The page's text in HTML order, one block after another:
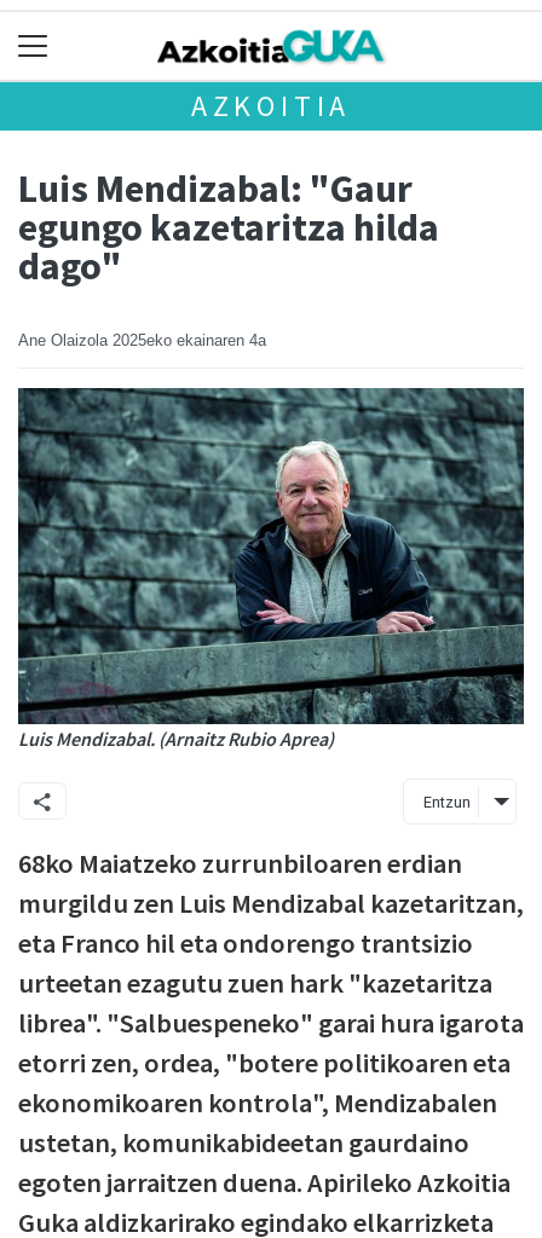
AZKOITIA
Luis Mendizabal: "Gaur
egungo kazetaritza hilda
dago"
Ane Olaizola 2025eko ekainaren 4a
Luis Mendizabal. (Arnaitz Rubio Aprea)
Entzun
68ko Maiatzeko zurrunbiloaren erdian
murgildu zen Luis Mendizabal kazetaritzan,
eta Franco hil eta ondorengo trantsizio
urteetan ezagutu zuen hark "kazetaritza
librea". "Salbuespeneko" garai hura igarota
etorri zen, ordea, "botere politikoaren eta
ekonomikoaren kontrola", Mendizabalen
ustetan, komunikabideetan gaurdaino
egoten jarraitzen duena. Apirileko Azkoitia
Guka aldizkarirako egindako elkarrizketa